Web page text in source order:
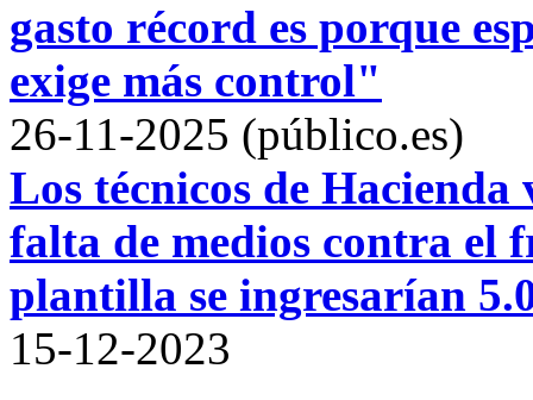
gasto récord es porque
exige más control"
26-11-2025 (público.es)
Los técnicos de
falta de medios contra el
plantilla se ingresarían
15-12-2023